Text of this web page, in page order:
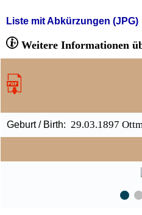
Liste mit Abkürzungen (JPG)
Weitere Informationen
Geburt / Birth: 29.03.1897